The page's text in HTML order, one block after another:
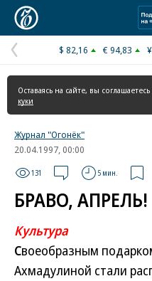
Предыдущая
страница
$ 82,16 € 94,83
Оставаясь на сайте, вы соглашаетесь
куки
Журнал "Огонёк"
20.04.1997, 00:00
131 5 мин.
БРАВО, АПРЕЛЬ!
Культура
Своеобразным
Ахмадулиной стали